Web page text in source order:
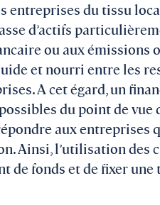
entreprises du tissu
d’actifs
ou aux émissions
et nourri entre les
A cet égard, un
du point de vue
aux entreprises
Ainsi, l’utilisation des
de fonds et de fixer